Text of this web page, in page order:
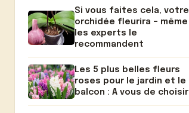
Si vous faites cela, votre
orchidée fleurira – même
les experts le
recommandent
Les 5 plus belles fleurs
roses pour le jardin et le
balcon : A vous de choisir